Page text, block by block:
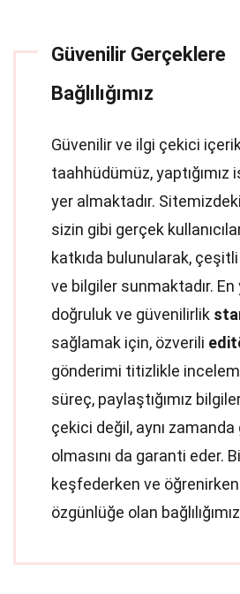
Güvenilir Gerçeklere
Bağlılığımız
Güvenilir ve ilgi çekici
taahhüdümüz, yaptığımız
yer almaktadır.
sizin gibi gerçek
katkıda bulunularak, çeşitli
ve bilgiler sunmaktadır.
doğruluk ve güvenilirlik
sağlamak için, özverili
gönderimi titizlikle
süreç, paylaştığımız
çekici değil, aynı
olmasını da garanti eder.
keşfederken ve
özgünlüğe olan